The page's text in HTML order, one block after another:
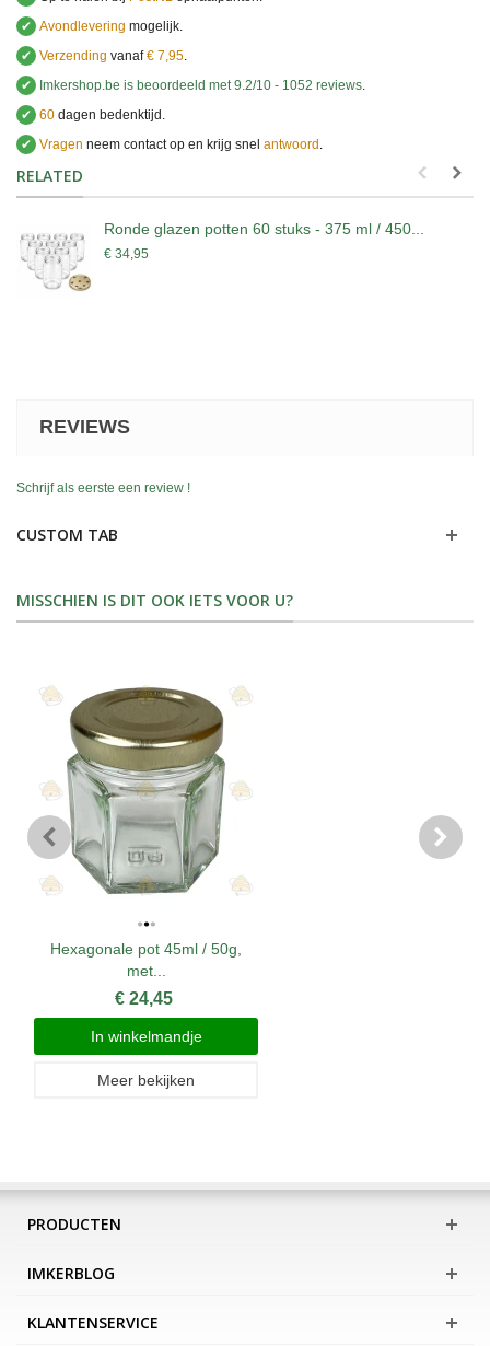
✔ Avondlevering mogelijk.
✔ Verzending vanaf€ 7,95.
✔
Imkershop.be is beoordeeld met9.2/10 - 1052 reviews.
✔ 60 dagen bedenktijd.
✔ Vragen neem contact op en krijg snel antwoord .
RELATED
Ronde glazen potten 60 stuks - 375 ml / 450...
€ 34,95
REVIEWS
Schrijf als eerste een review !
CUSTOM TAB
MISSCHIEN IS DIT OOK IETS VOOR U?
Hexagonale pot 45ml / 50g,
met...
€ 24,45
In winkelmandje
Meer bekijken
PRODUCTEN
IMKERBLOG
KLANTENSERVICE